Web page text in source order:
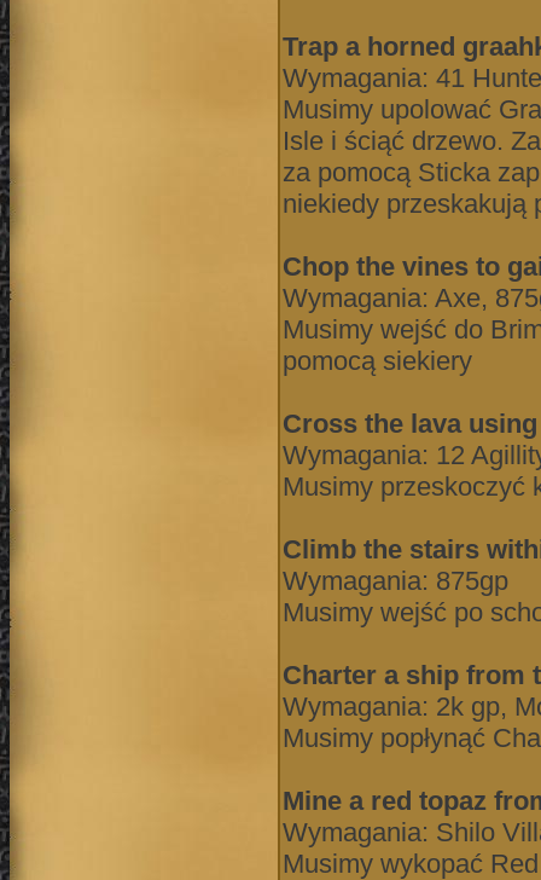
Trap a horned
Wymagania: 41
Musimy upolować
Isle i ściąć drzewo.
za pomocą Sticka
niekiedy przeskakują
Chop the vines to
Wymagania: Axe,
Musimy wejść do
pomocą siekiery
Cross the lava
Wymagania: 12
Musimy przeskoczyć
Climb the stairs
Wymagania: 875gp
Musimy wejść po
Charter a ship from
Wymagania: 2k gp,
Musimy popłynąć
Mine a red topaz
Wymagania: Shilo
Musimy wykopać